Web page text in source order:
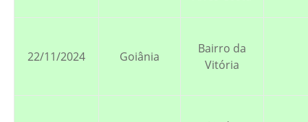
22/11/2024 Goiânia
Bairro da
Vitória